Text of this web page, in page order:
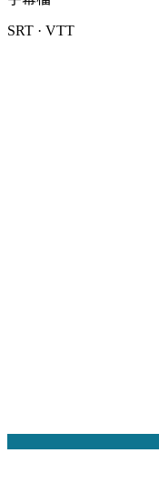
SRT · VTT